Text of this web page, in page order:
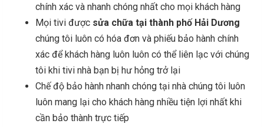
chính xác và nhanh chóng nhất cho mọi khách hàng
Mọi tivi được sửa chữa tại thành phố Hải Dương
chúng tôi luôn có hóa đơn và phiếu bảo hành chính
xác để khách hàng luôn luôn có thể liên lạc với chúng
tôi khi tivi nhà bạn bị hư hỏng trở lại
Chế độ bảo hành nhanh chóng tại nhà chúng tôi luôn
luôn mang lại cho khách hàng nhiều tiện lợi nhất khi
cần bảo thành trực tiếp